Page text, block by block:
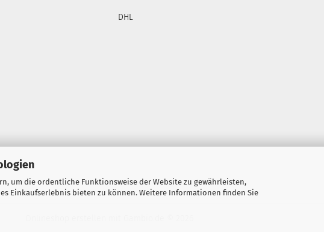
um die ordentliche Funktionsweise der Website zu gewährleisten,
Einkaufserlebnis bieten zu können. Weitere Informationen finden Sie
DHL